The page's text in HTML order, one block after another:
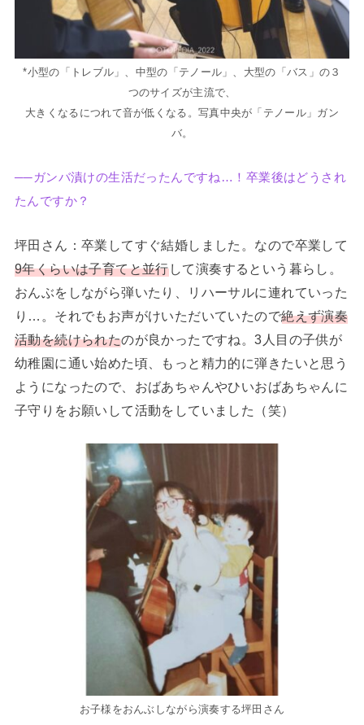
*小型の「トレブル」、中型の「テノール」、大型の「バス」の３
つのサイズが主流で、
大きくなるにつれて音が低くなる。写真中央が「テノール」ガン
バ。
──ガンバ漬けの生活だったんですね…！卒業後はどうされ
たんですか？
坪田さん：卒業してすぐ結婚しました。なので卒業して
9年くらいは子育てと並行して演奏するという暮らし。
おんぶをしながら弾いたり、リハーサルに連れていった
り…。それでもお声がけいただいていたので絶えず演奏
活動を続けられたのが良かったですね。3人目の子供が
幼稚園に通い始めた頃、もっと精力的に弾きたいと思う
ようになったので、おばあちゃんやひいおばあちゃんに
子守りをお願いして活動をしていました（笑）
お子様をおんぶしながら演奏する坪田さん